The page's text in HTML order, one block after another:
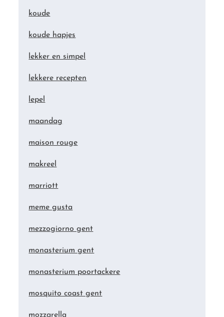
koude
koude hapjes
lekker en simpel
lekkere recepten
lepel
maandag
maison rouge
makreel
marriott
meme gusta
mezzogiorno gent
monasterium gent
monasterium poortackere
mosquito coast gent
mozzarella